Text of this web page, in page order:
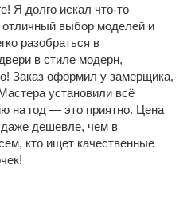
Я долго искал что-то
выбор моделей и
разобраться в
в стиле модерн,
Заказ оформил у замерщика,
установили всё
на год — это приятно. Цена
дешевле, чем в
кто ищет качественные